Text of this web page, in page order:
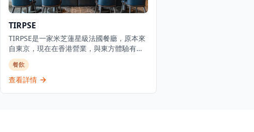
TIRPSE
TIRPSE是一家米芝蓮星級法國餐廳，原本來
自東京，現在在香港營業，與東方體驗有著
深厚的聯繫。餐廳由日本主廚掌舵，提供具
有日本精神的藝術性日法料理。位於K11
MUSEA二樓，這個幸福的空間鼓勵對話，充
餐飲
查看詳情